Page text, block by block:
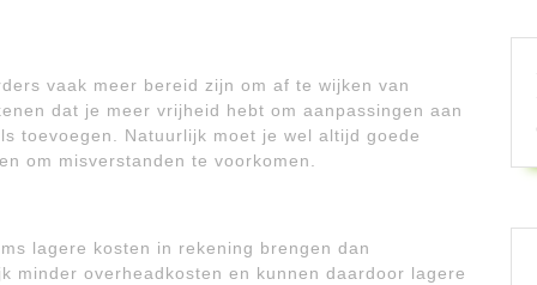
vaak meer bereid zijn om af te wijken van
dat je meer vrijheid hebt om aanpassingen aan
toevoegen. Natuurlijk moet je wel altijd goede
om misverstanden te voorkomen.
lagere kosten in rekening brengen dan
minder overheadkosten en kunnen daardoor lagere